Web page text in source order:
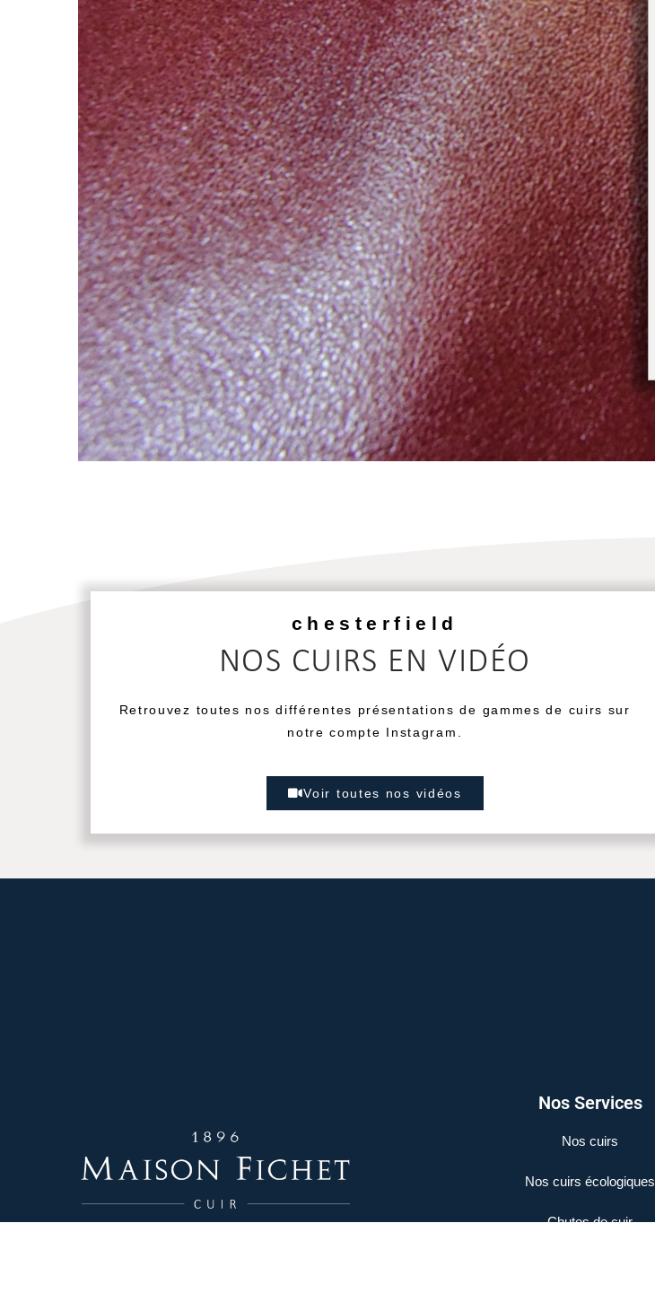
chesterfield
NOS CUIRS EN VIDÉO
Retrouvez toutes nos différentes présentations de gammes de cuirs sur
notre compte Instagram.
Voir toutes nos vidéos
Nos Services
Nos cuirs
Nos cuirs écologiques
Chutes de cuir